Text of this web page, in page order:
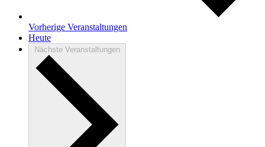
Vorherige Veranstaltungen
Heute
Nächste Veranstaltungen